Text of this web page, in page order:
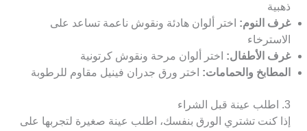
ذهبية
غرف النوم: اختر ألوان هادئة ونقوش ناعمة تساعد على
الاسترخاء
غرف الأطفال: اختر ألوان مرحة ونقوش كرتونية
المطابخ والحمامات: اختر ورق جدران فينيل مقاوم للرطوبة
3. اطلب عينة قبل الشراء
إذا كنت تشتري الورق بنفسك، اطلب عينة صغيرة لتجربها على